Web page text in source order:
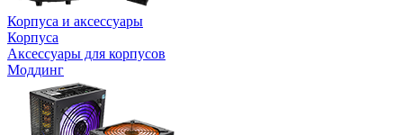
Корпуса и аксессуары
Корпуса
Аксессуары для корпусов
Моддинг